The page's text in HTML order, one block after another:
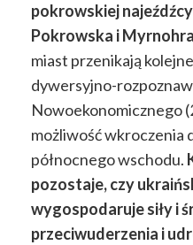
pokrowskiej
Pokrowska i
miast przenikają
dywersyjno-
Nowoekonomicznego
możliwość wkroczenia
północnego wschodu.
pozostaje, czy
wygospodaruje siły i
przeciwuderzenia i